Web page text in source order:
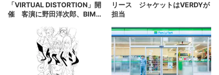
「VIRTUAL DISTORTION」開
催 客演に野田洋次郎、BIM、
リース ジャケットはVERDYが
担当